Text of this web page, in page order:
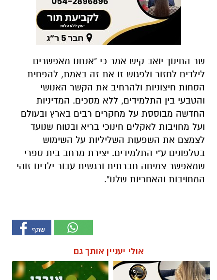
שר החינוך יואב קיש אמר כי "אנחנו מאפשרים
לילדים לחזור ולפגוש זו את זה באמת, להפחית
הסחות חיצוניות ולהרחיב את הקשר האנושי
והטבעי בין התלמידים, ללא מסכים. המדיניות
החדשה מבוססת על מחקרים רבים בארץ ובעולם
ועל מחויבות לאקלים חינוכי בריא ובטוח שנועד
לצמצם את השפעות השליליות על השימוש
בטלפונים ע"י התלמידים. יצירת מרחב בית ספרי
שמאפשר צמיחה חברתית ורגשית עבור ילדינו זוהי
המחויבות והאחריות שלנו".
אולי יעניין אותך גם